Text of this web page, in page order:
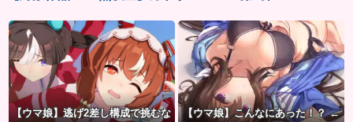
【ウマ娘】逃げ2差し構成で挑むな
【ウマ娘】こんなにあった！？ ←